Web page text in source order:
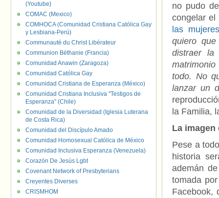
no pudo
congelar
las
quiero
distraer
todo. No
lanzar un
la Familia,
La
Pese a
historia
ademán de
tomada
Facebook,
(Youtube)
COMAC (Mexico)
COMHOCA (Comunidad Cristiana Católica Gay
y Lesbiana-Perú)
Communauté du Christ Libérateur
Communion Béthanie (Francia)
Comunidad Anawin (Zaragoza)
Comunidad Católica Gay
Comunidad Cristiana de Esperanza (México)
Comunidad Cristiana Inclusiva "Testigos de
Esperanza" (Chile)
Comunidad de la Diversidad (Iglesia Luterana
de Costa Rica)
Comunidad del Discípulo Amado
Comunidad Homosexual Católica de México
Comunidad Inclusiva Esperanza (Venezuela)
Corazón De Jesús Lgbt
Covenant Network of Presbyterians
Creyentes Diverses
CRISMHOM